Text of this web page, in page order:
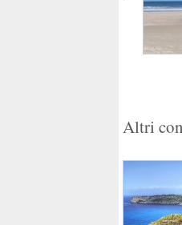
Altri